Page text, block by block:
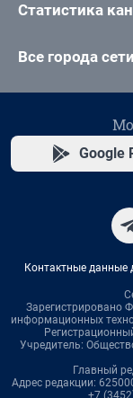
Статистика
Все города сети
Google
Контактные данные
Зарегистрировано
информационных
Учредитель:
Главный
Адрес редакции: